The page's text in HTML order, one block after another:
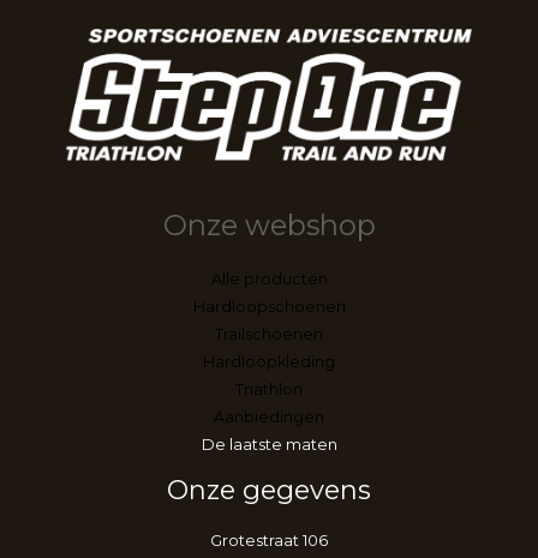
Onze webshop
Alle producten
Hardloopschoenen
Trailschoenen
Hardloopkleding
Triathlon
Aanbiedingen
De laatste maten
Onze gegevens
Grotestraat 106